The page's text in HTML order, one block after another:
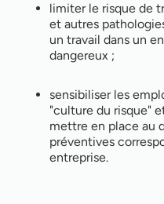
limiter le risque de
et autres
un travail dans un
dangereux ;
sensibiliser les
"culture du risque"
mettre en place au
préventives
entreprise.